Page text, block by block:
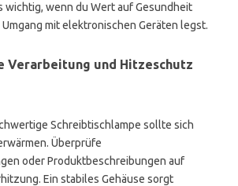
wichtig, wenn du Wert auf Gesundheit
mit elektronischen Geräten legst.
Verarbeitung und Hitzeschutz
Schreibtischlampe sollte sich
Überprüfe
oder Produktbeschreibungen auf
Ein stabiles Gehäuse sorgt